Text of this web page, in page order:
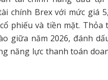
chính Brex với mức giá
phiếu và tiền mặt. Thỏa
giữa năm 2026, đánh
năng lực thanh toán